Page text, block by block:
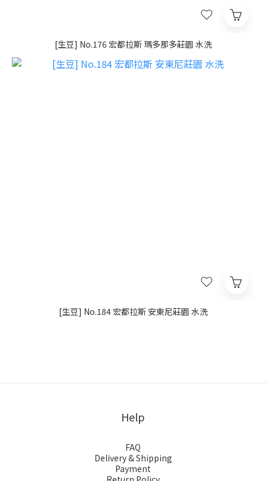
[生豆] No.176 宏都拉斯 瑪多那多莊園 水洗
[生豆] No.184 宏都拉斯 安東尼莊園 水洗
Help
FAQ
Delivery & Shipping
Payment